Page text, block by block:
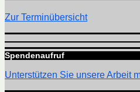
Zur Terminübersicht
Spendenaufruf
Unterstützen Sie unsere Arbeit